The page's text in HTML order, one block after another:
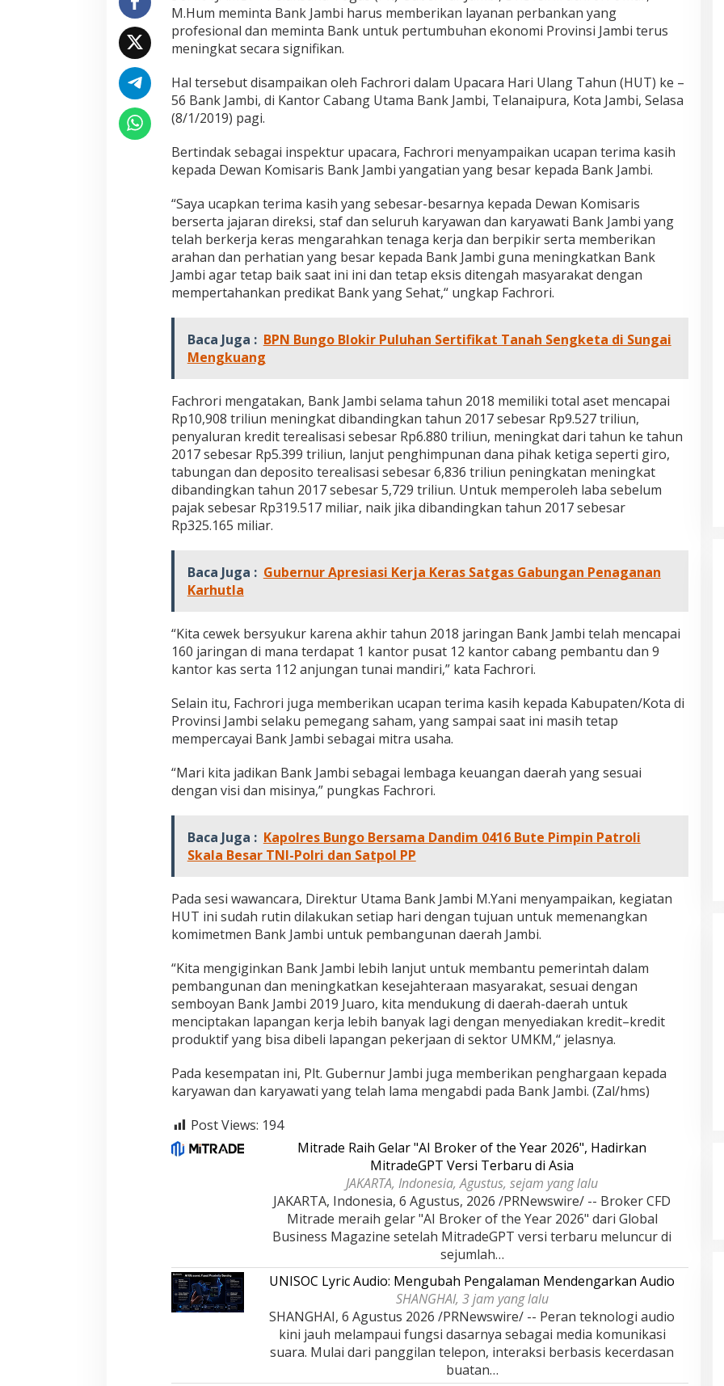
J
a
m
H
a
s
b
a
B
e
r
k
a
e
a
n
a
n
y
a
n
P
r
e
n
a
M.Hum meminta Bank Jambi harus memberikan layanan perbankan yang
profesional dan meminta Bank untuk pertumbuhan ekonomi Provinsi Jambi terus
meningkat secara signifikan.
Hal tersebut disampaikan oleh Fachrori dalam Upacara Hari Ulang Tahun (HUT) ke –
56 Bank Jambi, di Kantor Cabang Utama Bank Jambi, Telanaipura, Kota Jambi, Selasa
(8/1/2019) pagi.
Bertindak sebagai inspektur upacara, Fachrori menyampaikan ucapan terima kasih
kepada Dewan Komisaris Bank Jambi yangatian yang besar kepada Bank Jambi.
“Saya ucapkan terima kasih yang sebesar-besarnya kepada Dewan Komisaris
berserta jajaran direksi, staf dan seluruh karyawan dan karyawati Bank Jambi yang
telah berkerja keras mengarahkan tenaga kerja dan berpikir serta memberikan
arahan dan perhatian yang besar kepada Bank Jambi guna meningkatkan Bank
Jambi agar tetap baik saat ini ini dan tetap eksis ditengah masyarakat dengan
mempertahankan predikat Bank yang Sehat,“ ungkap Fachrori.
Baca Juga : BPN Bungo Blokir Puluhan Sertifikat Tanah Sengketa di Sungai
Mengkuang
Fachrori mengatakan, Bank Jambi selama tahun 2018 memiliki total aset mencapai
Rp10,908 triliun meningkat dibandingkan tahun 2017 sebesar Rp9.527 triliun,
penyaluran kredit terealisasi sebesar Rp6.880 triliun, meningkat dari tahun ke tahun
2017 sebesar Rp5.399 triliun, lanjut penghimpunan dana pihak ketiga seperti giro,
tabungan dan deposito terealisasi sebesar 6,836 triliun peningkatan meningkat
dibandingkan tahun 2017 sebesar 5,729 triliun. Untuk memperoleh laba sebelum
pajak sebesar Rp319.517 miliar, naik jika dibandingkan tahun 2017 sebesar
Rp325.165 miliar.
Baca Juga : Gubernur Apresiasi Kerja Keras Satgas Gabungan Penaganan
Karhutla
“Kita cewek bersyukur karena akhir tahun 2018 jaringan Bank Jambi telah mencapai
160 jaringan di mana terdapat 1 kantor pusat 12 kantor cabang pembantu dan 9
kantor kas serta 112 anjungan tunai mandiri,” kata Fachrori.
Selain itu, Fachrori juga memberikan ucapan terima kasih kepada Kabupaten/Kota di
Provinsi Jambi selaku pemegang saham, yang sampai saat ini masih tetap
mempercayai Bank Jambi sebagai mitra usaha.
“Mari kita jadikan Bank Jambi sebagai lembaga keuangan daerah yang sesuai
dengan visi dan misinya,” pungkas Fachrori.
Baca Juga : Kapolres Bungo Bersama Dandim 0416 Bute Pimpin Patroli
Skala Besar TNI-Polri dan Satpol PP
Pada sesi wawancara, Direktur Utama Bank Jambi M.Yani menyampaikan, kegiatan
HUT ini sudah rutin dilakukan setiap hari dengan tujuan untuk memenangkan
komimetmen Bank Jambi untuk pembangunan daerah Jambi.
“Kita mengiginkan Bank Jambi lebih lanjut untuk membantu pemerintah dalam
pembangunan dan meningkatkan kesejahteraan masyarakat, sesuai dengan
semboyan Bank Jambi 2019 Juaro, kita mendukung di daerah-daerah untuk
menciptakan lapangan kerja lebih banyak lagi dengan menyediakan kredit–kredit
produktif yang bisa dibeli lapangan pekerjaan di sektor UMKM,“ jelasnya.
Pada kesempatan ini, Plt. Gubernur Jambi juga memberikan penghargaan kepada
karyawan dan karyawati yang telah lama mengabdi pada Bank Jambi. (Zal/hms)
Post Views: 194
Mitrade Raih Gelar "AI Broker of the Year 2026", Hadirkan
MitradeGPT Versi Terbaru di Asia
JAKARTA, Indonesia, Agustus, sejam yang lalu
JAKARTA, Indonesia, 6 Agustus, 2026 /PRNewswire/ -- Broker CFD
Mitrade meraih gelar "AI Broker of the Year 2026" dari Global
Business Magazine setelah MitradeGPT versi terbaru meluncur di
sejumlah…
UNISOC Lyric Audio: Mengubah Pengalaman Mendengarkan Audio
SHANGHAI, 3 jam yang lalu
SHANGHAI, 6 Agustus 2026 /PRNewswire/ -- Peran teknologi audio
kini jauh melampaui fungsi dasarnya sebagai media komunikasi
suara. Mulai dari panggilan telepon, interaksi berbasis kecerdasan
buatan…
Jejak 69 Tahun dan Manifesto
Pembaharuan di Era Al Haris – Sani
Di DAERAH, INFORMASI, JAMBI, OPINI DAN ARTIKEL,
6 Januari, 2026
Kinerja Terukur dan Dampak
Nyata: Mengapa Al Haris Disebut
sebagai Salah Satu Gubernur
Paling Efektif di Indonesia Tahun
2025
Di ADVETORIAL, DAERAH, INFORMASI, JAMBI,
NASIONAL, OPINI DAN ARTIKEL, PEMERINTAHAN,
Pelaminan Pengantin dan Baju
Adat Melayu Jambi, Refleksi
Akademis Seminar Lembaga Adat
Melayu (LAM) Jambi
Di DAERAH, INFORMASI, JAMBI, NASIONAL, OPINI
DAN ARTIKEL, PEMERINTAHAN, PERISTIWA